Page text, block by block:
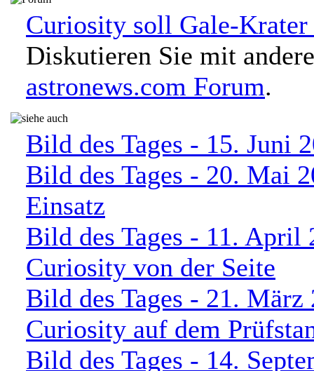
Curiosity soll Gale-Krater
Diskutieren Sie mit
astronews.com Forum.
Bild des Tages - 15. Juni
Bild des Tages - 20. Mai
Einsatz
Bild des Tages - 11. April
Curiosity von der Seite
Bild des Tages - 21. März
Curiosity auf dem
Bild des Tages - 14.